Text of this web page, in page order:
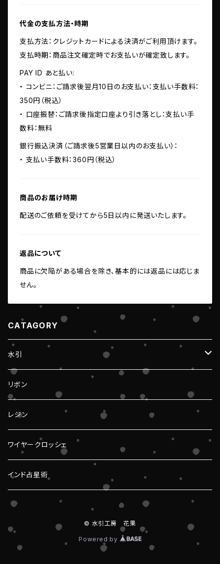
代金の支払方法・時期
支払方法：クレジットカードによる決済がご利用頂けます。
支払時期：商品注文確定時でお支払いが確定致します。
PAY ID あと払い:
・ コンビニ：ご請求後翌月10日のお支払い：支払い手数料：
350円（税込）
・ 口座振替：ご請求後指定口座より引き落とし：支払い手
数料：無料
銀行振込決済（ご請求後5営業日以内のお支払い）：
・ 支払い手数料：360円（税込）
商品のお届け時期
配送のご依頼を受けてから5日以内に発送いたします。
返品について
商品に欠陥がある場合を除き、基本的には返品には応じま
せん。
CATAGORY
水引
椎名りかさんコラボ
和
洋
リボン
レジン
ワイヤークロッシェ
インド占星術
© 水引工房 花果
Powered by